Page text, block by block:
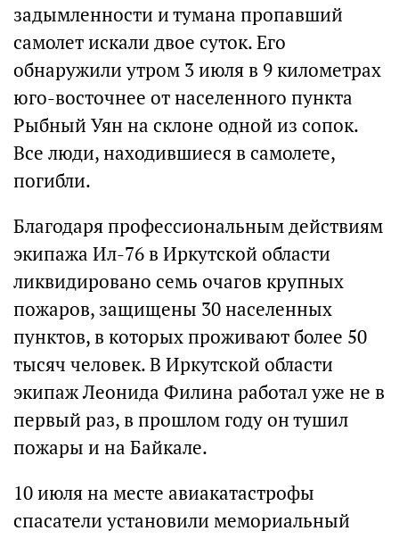
задымленности и тумана пропавший
самолет искали двое суток. Его
обнаружили утром 3 июля в 9 километрах
юго-восточнее от населенного пункта
Рыбный Уян на склоне одной из сопок.
Все люди, находившиеся в самолете,
погибли.
Благодаря профессиональным действиям
экипажа Ил-76 в Иркутской области
ликвидировано семь очагов крупных
пожаров, защищены 30 населенных
пунктов, в которых проживают более 50
тысяч человек. В Иркутской области
экипаж Леонида Филина работал уже не в
первый раз, в прошлом году он тушил
пожары и на Байкале.
10 июля на месте авиакатастрофы
спасатели установили мемориальный